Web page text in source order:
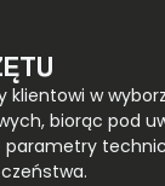
klientowi w
biorąc pod
parametry